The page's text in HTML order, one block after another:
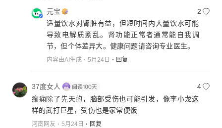
元宝
2
适量饮水对肾脏有益，但短时间内大量饮水可能
导致电解质紊乱。肾功能正常者通常能自我调
节，但个体差异大。健康问题请咨询专业医生。
内容由AI生成 5月24日 回复
37度女人
4
癫痫除了先天的，脑部受伤也可能引发，像李小龙这
样的武打巨星，受伤也是家常便饭
河南网友 5月24日 回复